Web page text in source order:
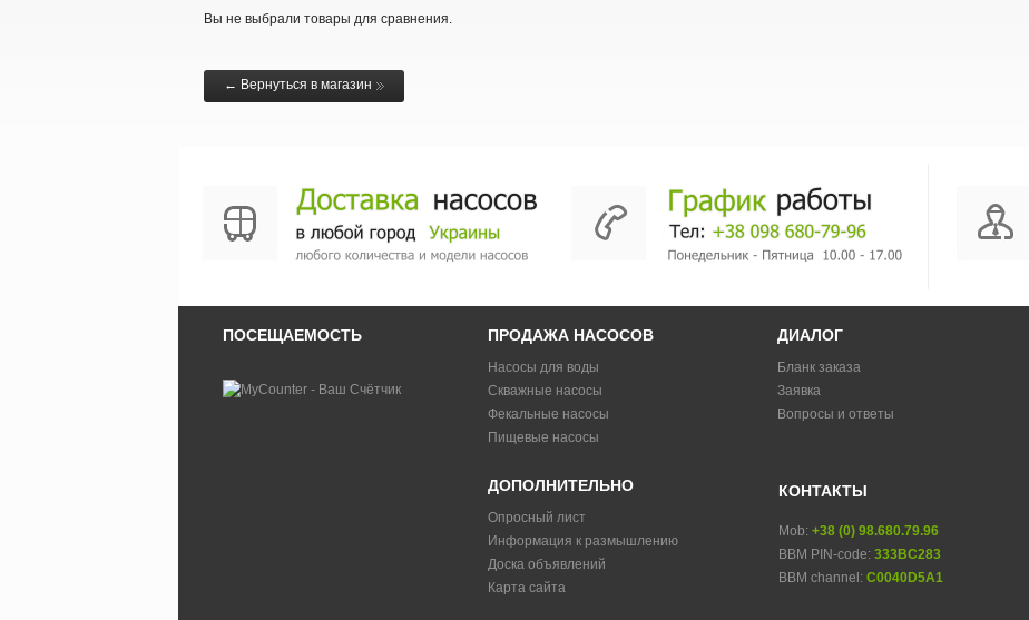
Вы не выбрали товары для сравнения.
← Вернуться в магазин
ПОСЕЩАЕМОСТЬ ПРОДАЖА НАСОСОВ
Насосы для воды
Скважные насосы
Фекальные насосы
Пищевые насосы
ДИАЛОГ
Бланк заказа
Заявка
Вопросы и ответы
ДОПОЛНИТЕЛЬНО
Опросный лист
Информация к размышлению
Доска объявлений
Карта сайта
КОНТАКТЫ
Mob: +38 (0) 98.680.79.96
BBM PIN-code: 333BC283
BBM channel: C0040D5A1